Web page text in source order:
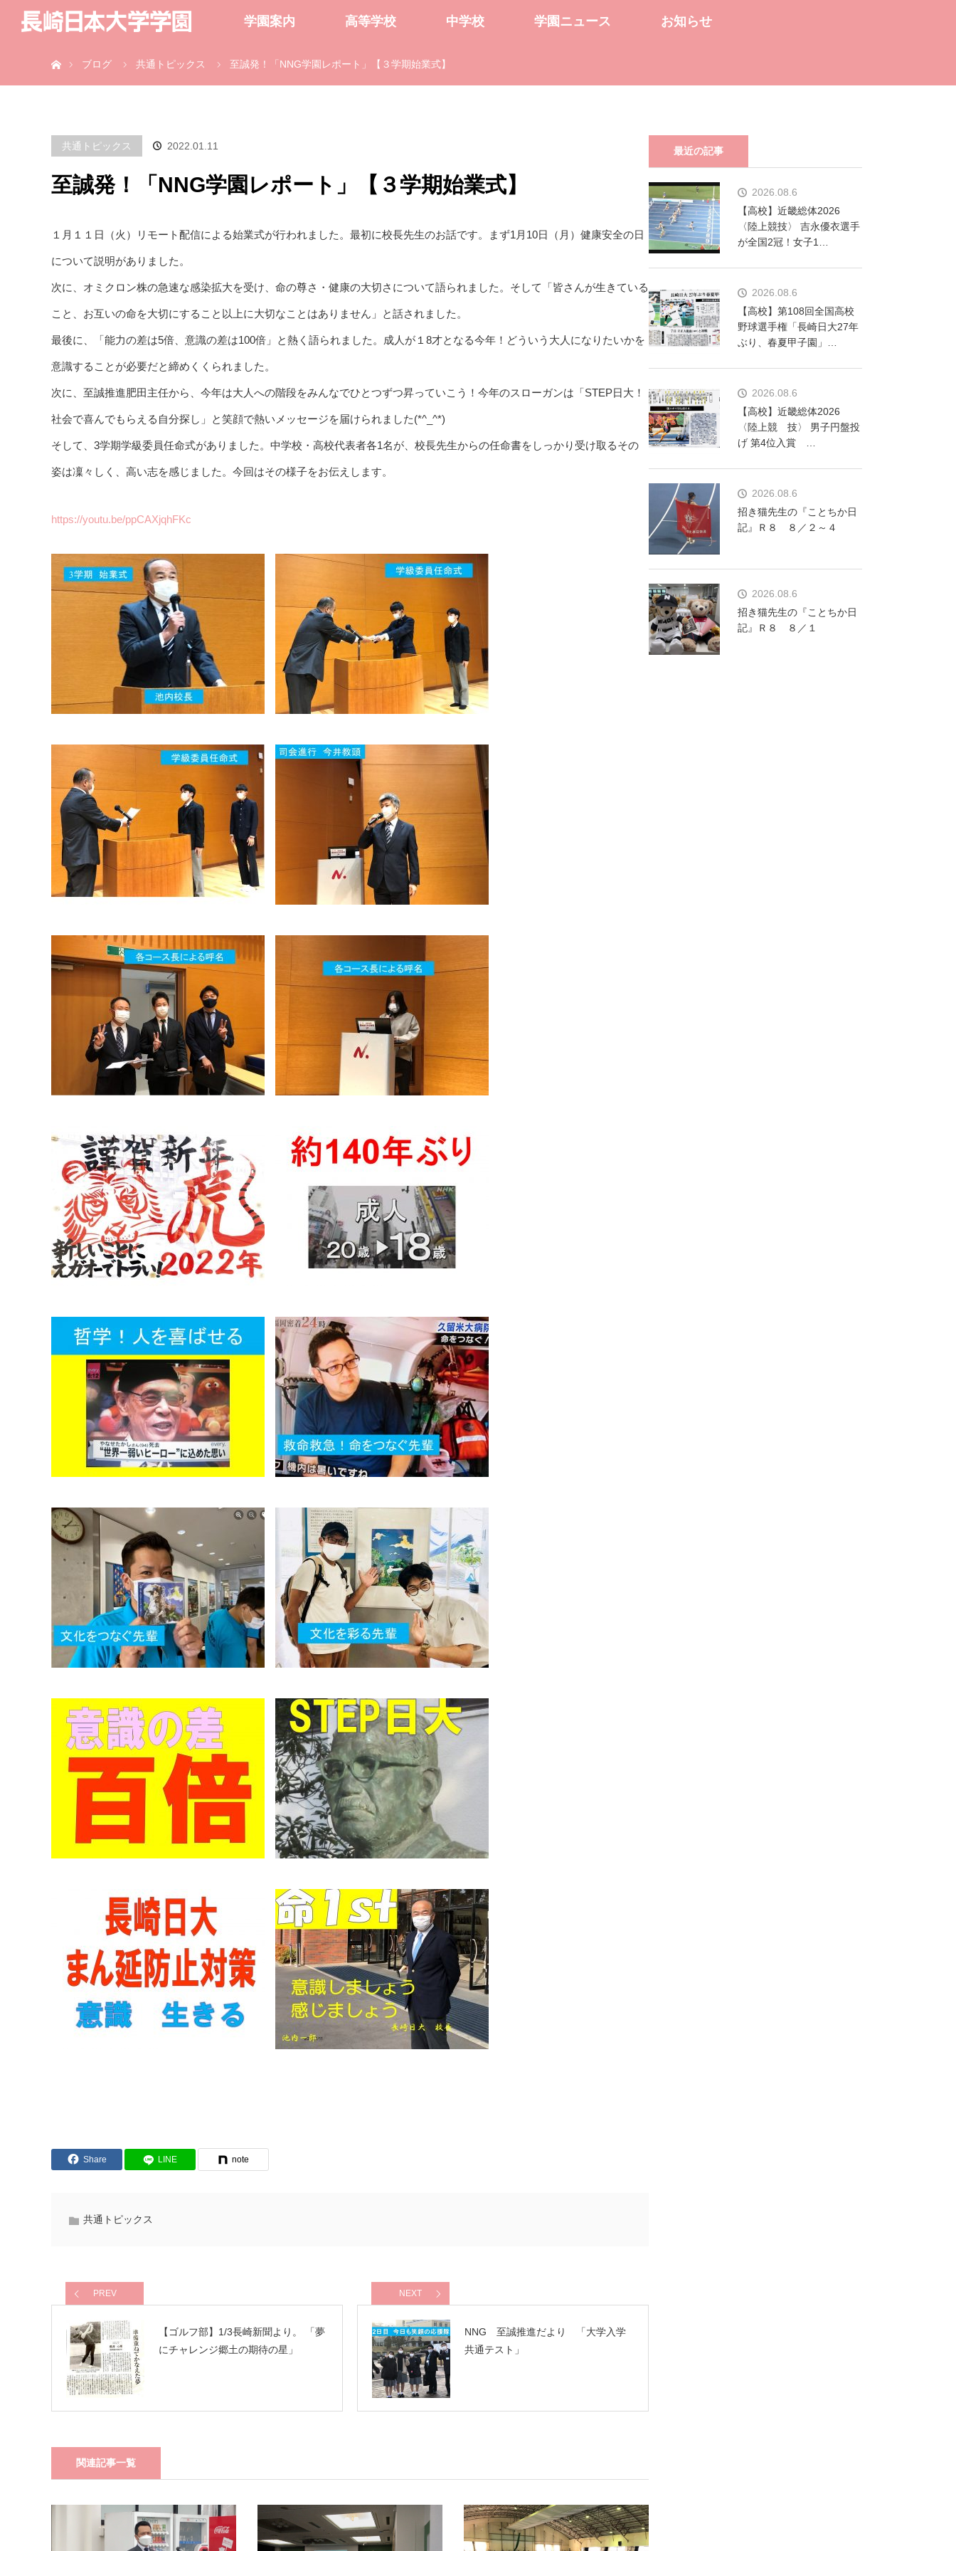
学園案内 高等学校 中学校 学園ニュース お知らせ
ブログ
共通トピックス 至誠発！「NNG学園レポート」【３学期始業式】
共通トピックス 2022.01.11
至誠発！「NNG学園レポート」【３学期始業式】
１月１１日（火）リモート配信による始業式が行われました。最初に校長先生のお話です。まず1月10日（月）健康安全の日
について説明がありました。
次に、オミクロン株の急速な感染拡大を受け、命の尊さ・健康の大切さについて語られました。そして「皆さんが生きている
こと、お互いの命を大切にすること以上に大切なことはありません」と話されました。
最後に、「能力の差は5倍、意識の差は100倍」と熱く語られました。成人が１8才となる今年！どういう大人になりたいかを
意識することが必要だと締めくくられました。
次に、至誠推進肥田主任から、今年は大人への階段をみんなでひとつずつ昇っていこう！今年のスローガンは「STEP日大！
社会で喜んでもらえる自分探し」と笑顔で熱いメッセージを届けられました(*^_^*)
そして、3学期学級委員任命式がありました。中学校・高校代表者各1名が、校長先生からの任命書をしっかり受け取るその
姿は凜々しく、高い志を感じました。今回はその様子をお伝えします。
https://youtu.be/ppCAXjqhFKc
Share LINE note
共通トピックス
PREV
【ゴルフ部】1/3長崎新聞より。 「夢
にチャレンジ郷土の期待の星」
NEXT
NNG 至誠推進だより 「大学入学
共通テスト」
関連記事一覧
最近の記事
2026.08.6
【高校】近畿総体2026
〈陸上競技〉 吉永優衣選手
が全国2冠！女子1…
2026.08.6
【高校】第108回全国高校
野球選手権「長崎日大27年
ぶり、春夏甲子園」…
2026.08.6
【高校】近畿総体2026
〈陸上競 技〉 男子円盤投
げ 第4位入賞 …
2026.08.6
招き猫先生の『ことちか日
記』Ｒ８ ８／２～４
2026.08.6
招き猫先生の『ことちか日
記』Ｒ８ ８／１